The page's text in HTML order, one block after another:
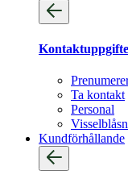
Ta kontakt
Personal
Kundförhållande